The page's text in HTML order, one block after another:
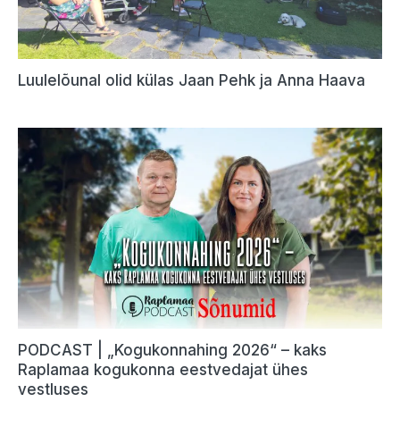
Luulelõunal olid külas Jaan Pehk ja Anna Haava
PODCAST | „Kogukonnahing 2026“ – kaks
Raplamaa kogukonna eestvedajat ühes
vestluses